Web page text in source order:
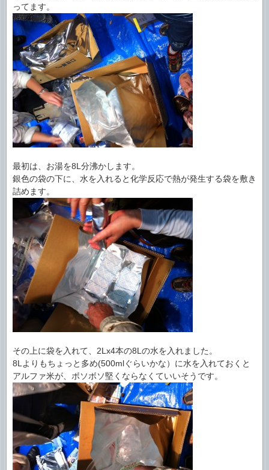
ってます。
最初は、お湯を8L分沸かします。
銀色の袋の下に、水を入れると化学反応で熱が発生する袋を敷き
詰めます。
その上に袋を入れて、2Lx4本の8Lの水を入れました。
8Lよりもちょっと多め(500mlぐらいかな）に水を入れておくと
アルファ米が、ボソボソ堅くならなくていいそうです。